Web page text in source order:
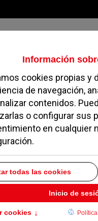
Sábado, 08
MADRID NOROESTE
el